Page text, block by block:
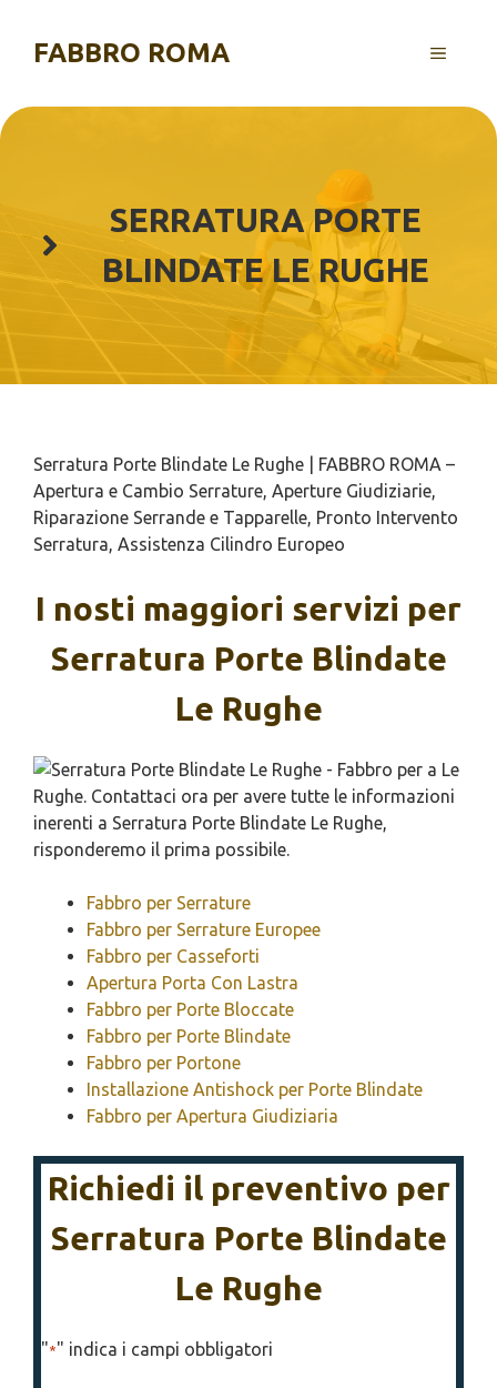
contenuto
FABBRO ROMA MENU
SERRATURA PORTE
BLINDATE LE RUGHE
Serratura Porte Blindate Le Rughe | FABBRO ROMA –
Apertura e Cambio Serrature, Aperture Giudiziarie,
Riparazione Serrande e Tapparelle, Pronto Intervento
Serratura, Assistenza Cilindro Europeo
I nosti maggiori servizi per
Serratura Porte Blindate
Le Rughe
Fabbro per Serrature
Fabbro per Serrature Europee
Fabbro per Casseforti
Apertura Porta Con Lastra
Fabbro per Porte Bloccate
Fabbro per Porte Blindate
Fabbro per Portone
Installazione Antishock per Porte Blindate
Fabbro per Apertura Giudiziaria
Richiedi il preventivo per
Serratura Porte Blindate
Le Rughe
"*" indica i campi obbligatori